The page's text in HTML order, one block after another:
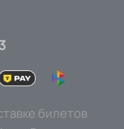
билетов